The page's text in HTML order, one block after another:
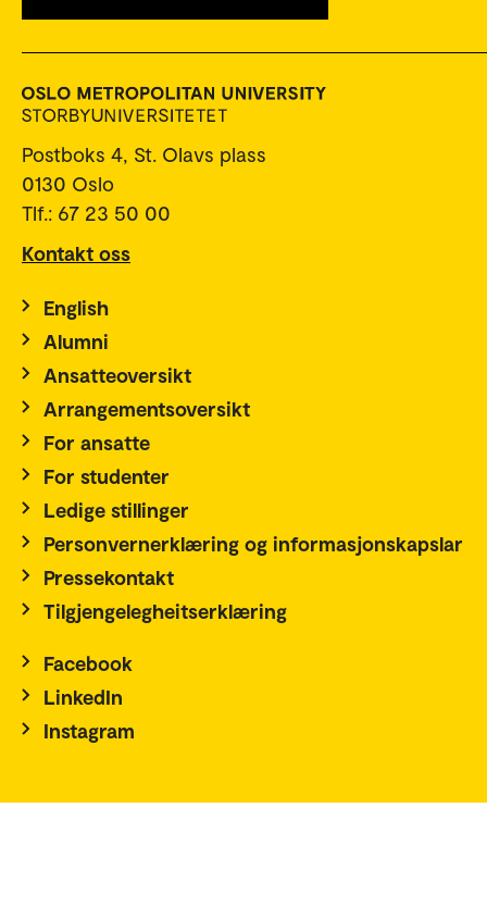
Postboks 4, St. Olavs plass
0130 Oslo
Tlf.: 67 23 50 00
Kontakt oss
English
Alumni
Ansatteoversikt
Arrangementsoversikt
For ansatte
For studenter
Ledige stillinger
Personvernerklæring og informasjonskapslar
Pressekontakt
Tilgjengelegheitserklæring
Facebook
LinkedIn
Instagram